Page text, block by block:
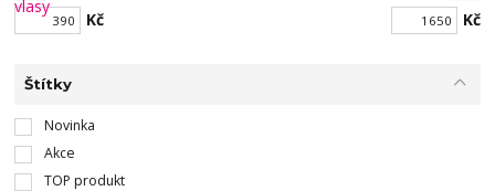
Kč Kč
Štítky
Novinka
Akce
TOP produkt